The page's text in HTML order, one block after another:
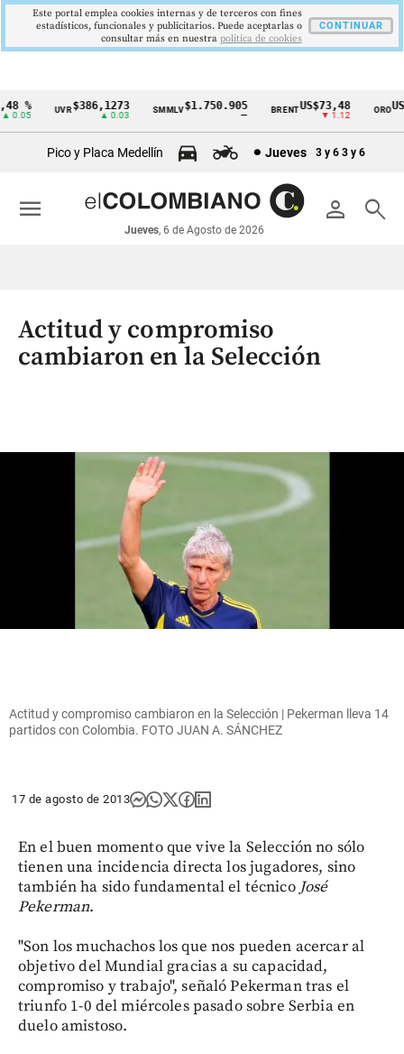
Cintillo
económicos
Colombia
% UVR$386,1273
▲ 0.03
SMMLV$1.750.905 BRENTUS$73,48
▼ 1.12
ORO
Pico y Placa Medellín Jueves 3 y 6 3 y 6
person search
Jueves, 6 de Agosto de 2026
menu
Actitud y compromiso
cambiaron en la Selección
Actitud y compromiso cambiaron en la Selección | Pekerman lleva 14
partidos con Colombia. FOTO JUAN A. SÁNCHEZ
17 de agosto de 2013
En el buen momento que vive la Selección no sólo
tienen una incidencia directa los jugadores, sino
también ha sido fundamental el técnico José
Pekerman.
"Son los muchachos los que nos pueden acercar al
objetivo del Mundial gracias a su capacidad,
compromiso y trabajo", señaló Pekerman tras el
triunfo 1-0 del miércoles pasado sobre Serbia en
duelo amistoso.
Este portal emplea cookies internas y de terceros con fines
estadísticos, funcionales y publicitarios. Puede aceptarlas o
consultar más en nuestra politica de cookies
CONTINUAR